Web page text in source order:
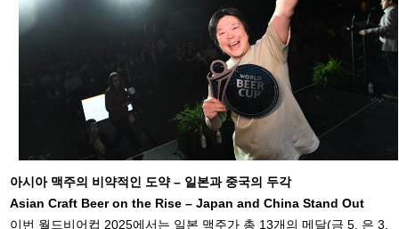
아시아 맥주의 비약적인 도약 – 일본과 중국의 두각
Asian Craft Beer on the Rise – Japan and China Stand Out
이번 월드비어컵 2025에서는 일본 맥주가 총 13개의 메달(금 5, 은 3,